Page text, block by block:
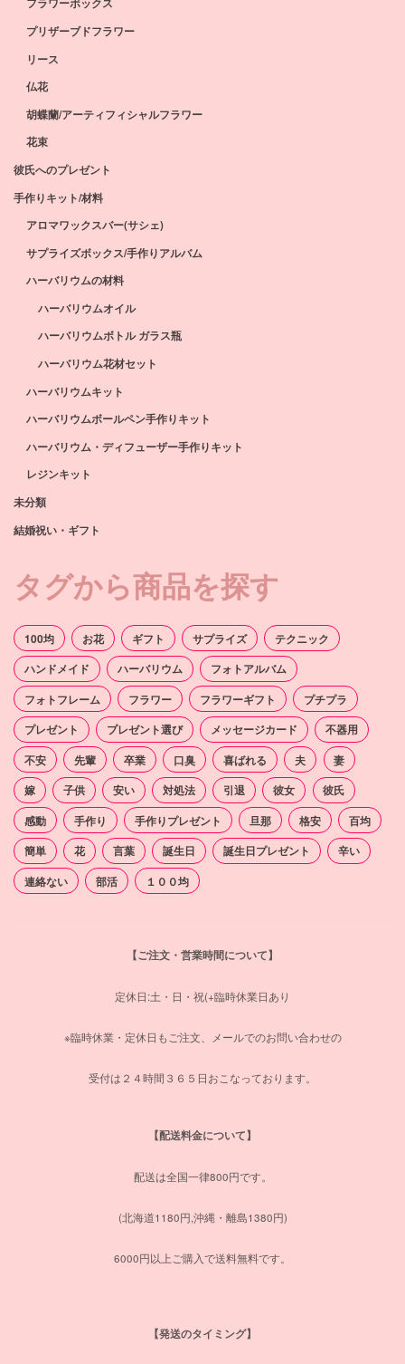
フラワーボックス
プリザーブドフラワー
リース
仏花
胡蝶蘭/アーティフィシャルフラワー
花束
彼氏へのプレゼント
手作りキット/材料
アロマワックスバー(サシェ)
サプライズボックス/手作りアルバム
ハーバリウムの材料
ハーバリウムオイル
ハーバリウムボトル ガラス瓶
ハーバリウム花材セット
ハーバリウムキット
ハーバリウムボールペン手作りキット
ハーバリウム・ディフューザー手作りキット
レジンキット
未分類
結婚祝い・ギフト
タグから商品を探す
100均 お花 ギフト サプライズ
テクニック
ハンドメイド
ハーバリウム
フォトアルバム
フォトフレーム
フラワー フラワーギフト
プチプラ
プレゼント
プレゼント選び メッセージカード
不器用
不安
先輩 卒業 口臭 喜ばれる 夫
妻
嫁
子供 安い 対処法 引退 彼女
彼氏
感動
手作り 手作りプレゼント 旦那 格安
百均
簡単
花 言葉 誕生日 誕生日プレゼント
辛い
連絡ない
部活 １００均
【ご注文・営業時間について】
定休日:土・日・祝(+臨時休業日あり
※臨時休業・定休日もご注文、メールでのお問い合わせの
受付は２４時間３６５日おこなっております。
【配送料金について】
配送は全国一律800円です。
(北海道1180円,沖縄・離島1380円)
6000円以上ご購入で送料無料です。
【発送のタイミング】